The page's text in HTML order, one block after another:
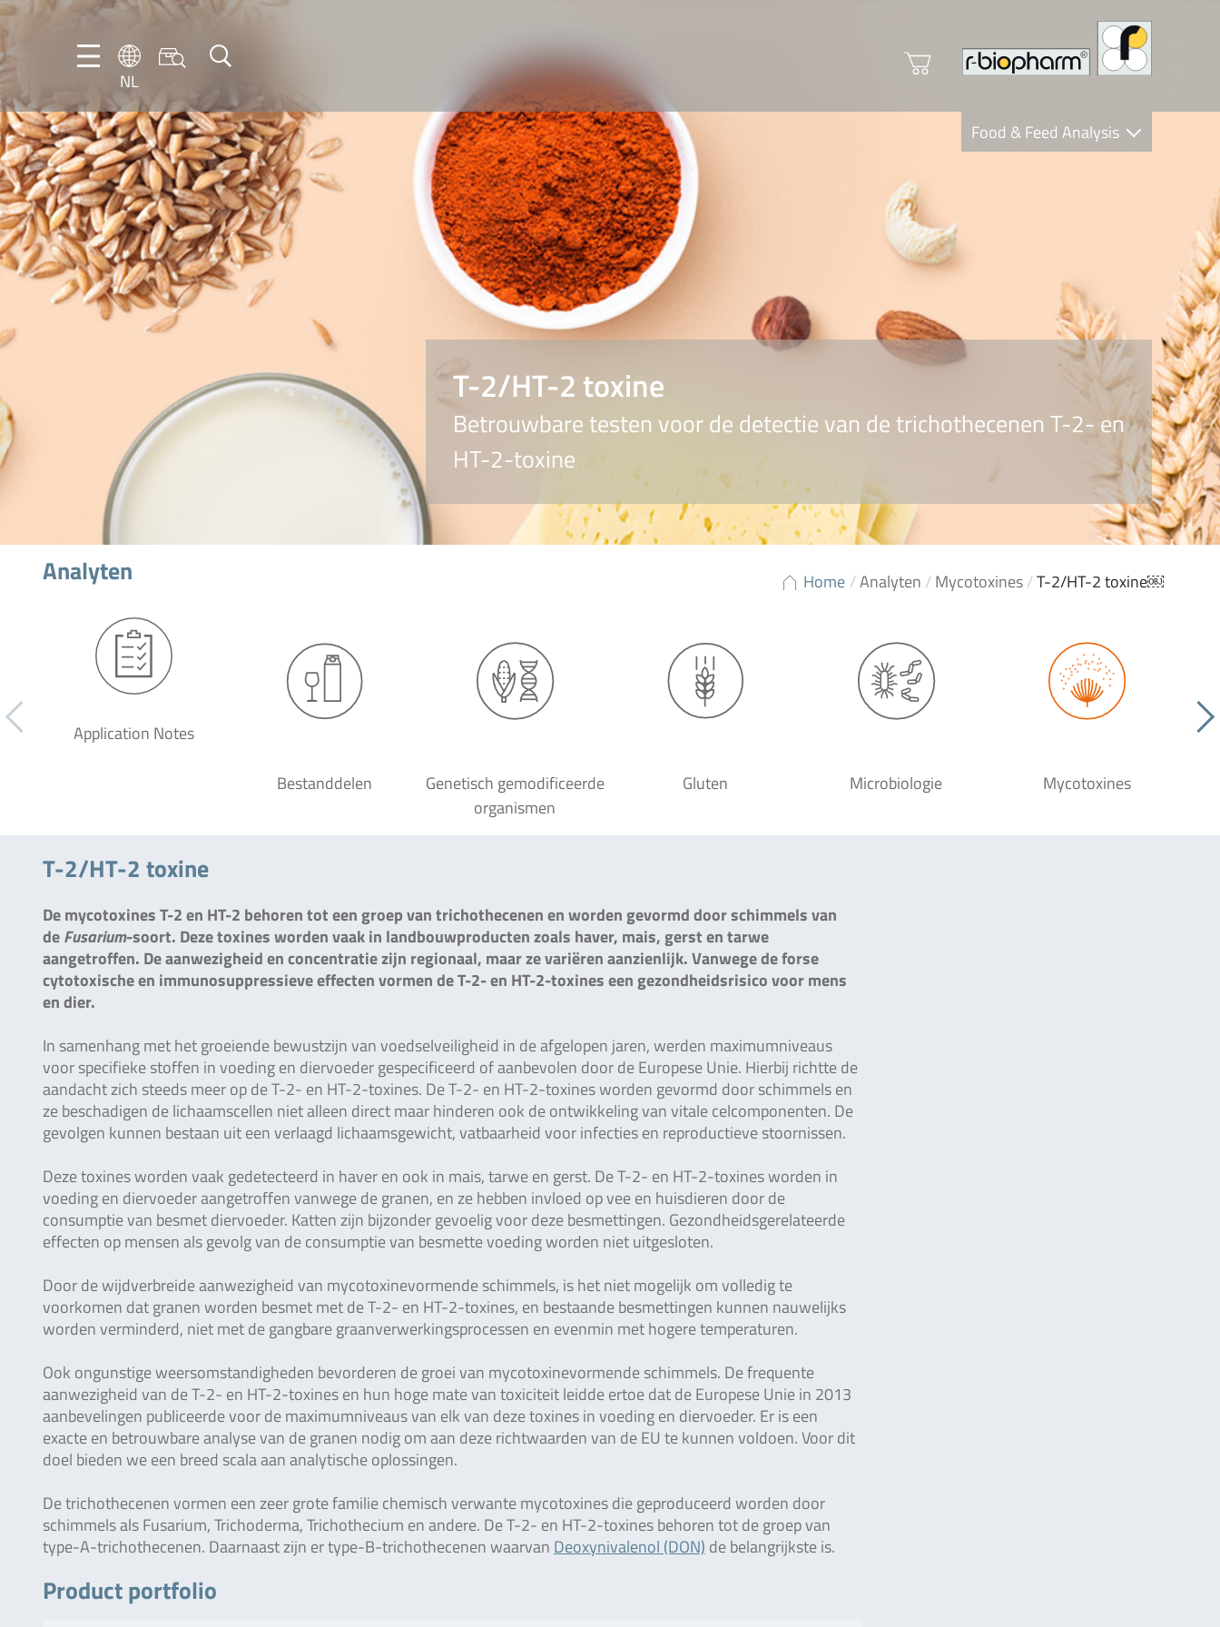
NL
DE
EN
FR
IT
NL
PT-
BR
ES
Food & Feed Analysis
T-2/HT-2 toxine
Betrouwbare testen voor de detectie van de trichothecenen T-2- en
HT-2-toxine
Home /Analyten /Mycotoxines/T-2/HT-2 toxine￼
Analyten
Application Notes
Bestanddelen
Genetisch gemodificeerde
organismen
Gluten Microbiologie Mycotoxines
T-2/HT-2 toxine
De mycotoxines T-2 en HT-2 behoren tot een groep van trichothecenen en worden gevormd door schimmels van
deFusarium-soort. Deze toxines worden vaak in landbouwproducten zoals haver, mais, gerst en tarwe
aangetroffen. De aanwezigheid en concentratie zijn regionaal, maar ze variëren aanzienlijk. Vanwege de forse
cytotoxische en immunosuppressieve effecten vormen de T-2- en HT-2-toxines een gezondheidsrisico voor mens
en dier.
In samenhang met het groeiende bewustzijn van voedselveiligheid in de afgelopen jaren, werden maximumniveaus
voor specifieke stoffen in voeding en diervoeder gespecificeerd of aanbevolen door de Europese Unie. Hierbij richtte de
aandacht zich steeds meer op de T-2- en HT-2-toxines. De T-2- en HT-2-toxines worden gevormd door schimmels en
ze beschadigen de lichaamscellen niet alleen direct maar hinderen ook de ontwikkeling van vitale celcomponenten. De
gevolgen kunnen bestaan uit een verlaagd lichaamsgewicht, vatbaarheid voor infecties en reproductieve stoornissen.
Deze toxines worden vaak gedetecteerd in haver en ook in mais, tarwe en gerst. De T-2- en HT-2-toxines worden in
voeding en diervoeder aangetroffen vanwege de granen, en ze hebben invloed op vee en huisdieren door de
consumptie van besmet diervoeder. Katten zijn bijzonder gevoelig voor deze besmettingen. Gezondheidsgerelateerde
effecten op mensen als gevolg van de consumptie van besmette voeding worden niet uitgesloten.
Door de wijdverbreide aanwezigheid van mycotoxinevormende schimmels, is het niet mogelijk om volledig te
voorkomen dat granen worden besmet met de T-2- en HT-2-toxines, en bestaande besmettingen kunnen nauwelijks
worden verminderd, niet met de gangbare graanverwerkingsprocessen en evenmin met hogere temperaturen.
Ook ongunstige weersomstandigheden bevorderen de groei van mycotoxinevormende schimmels. De frequente
aanwezigheid van de T-2- en HT-2-toxines en hun hoge mate van toxiciteit leidde ertoe dat de Europese Unie in 2013
aanbevelingen publiceerde voor de maximumniveaus van elk van deze toxines in voeding en diervoeder. Er is een
exacte en betrouwbare analyse van de granen nodig om aan deze richtwaarden van de EU te kunnen voldoen. Voor dit
doel bieden we een breed scala aan analytische oplossingen.
De trichothecenen vormen een zeer grote familie chemisch verwante mycotoxines die geproduceerd worden door
schimmels als Fusarium, Trichoderma, Trichothecium en andere. De T-2- en HT-2-toxines behoren tot de groep van
type-A-trichothecenen. Daarnaast zijn er type-B-trichothecenen waarvan Deoxynivalenol (DON) de belangrijkste is.
Product portfolio